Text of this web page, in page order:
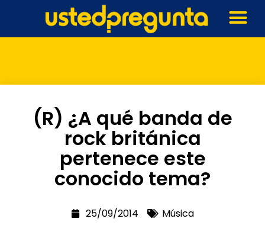
(R) ¿A qué banda de
rock británica
pertenece este
conocido tema?
25/09/2014 Música